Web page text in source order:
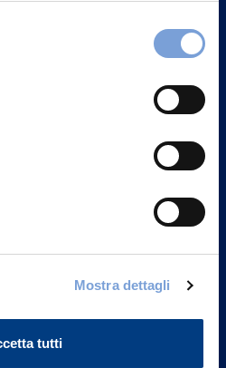
nella sezione "Informativa
Mostra dettagli
tutti